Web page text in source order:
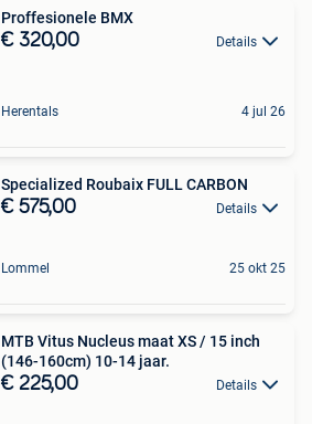
Proffesionele BMX
€ 320,00 Details
Herentals 4 jul 26
Specialized Roubaix FULL CARBON
€ 575,00 Details
Lommel 25 okt 25
MTB Vitus Nucleus maat XS / 15 inch
(146-160cm) 10-14 jaar.
€ 225,00 Details